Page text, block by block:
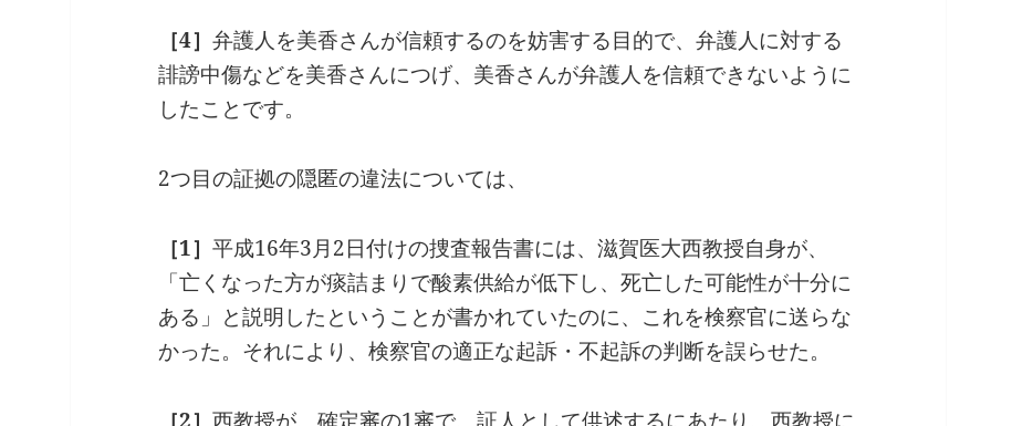
［4］弁護人を美香さんが信頼するのを妨害する目的で、弁護人に対する
誹謗中傷などを美香さんにつげ、美香さんが弁護人を信頼できないように
したことです。
2つ目の証拠の隠匿の違法については、
［1］平成16年3月2日付けの捜査報告書には、滋賀医大西教授自身が、
「亡くなった方が痰詰まりで酸素供給が低下し、死亡した可能性が十分に
ある」と説明したということが書かれていたのに、これを検察官に送らな
かった。それにより、検察官の適正な起訴・不起訴の判断を誤らせた。
［2］西教授が、確定審の1審で、証人として供述するにあたり、西教授に